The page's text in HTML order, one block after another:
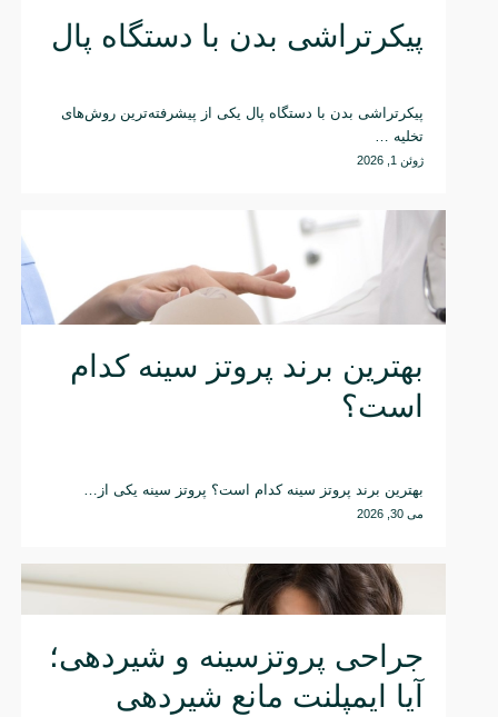
پیکرتراشی بدن با دستگاه پال
پیکرتراشی بدن با دستگاه پال یکی از پیشرفته‌ترین روش‌های
تخلیه …
ژوئن 1, 2026
بهترین برند پروتز سینه کدام
است؟
بهترین برند پروتز سینه کدام است؟ پروتز سینه یکی از…
می 30, 2026
جراحی پروتزسینه و شیردهی؛
آیا ایمپلنت مانع شیردهی